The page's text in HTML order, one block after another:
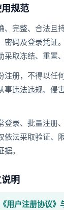
规范
、完整、合法且
密码及登录凭证
取冻结、重置
注册，不得以任
事违法违规、侵
登录、批量注册
依法采取验证、
。
明
用户注册协议》